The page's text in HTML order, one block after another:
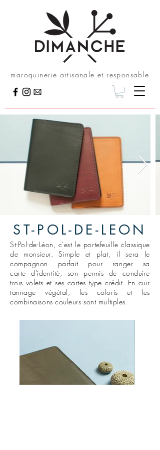
maroquinerie artisanale et responsable
ST-POL-DE-LEON
St-Pol-de-Léon, c'est le portefeuille classique
de monsieur. Simple et plat, il sera le
compagnon parfait pour ranger sa
carted'identité, son permis de conduire
trois volets et ses cartes type crédit. En cuir
tannage végétal, les coloris et les
combinaisons couleurs sont multiples.